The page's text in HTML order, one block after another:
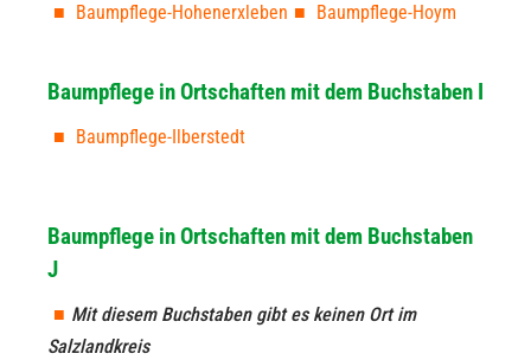
Baumpflege-Hohenerxleben
Baumpflege-Hoym
Baumpflege in Ortschaften mit dem Buchstaben I
Baumpflege-Ilberstedt
Baumpflege in Ortschaften mit dem Buchstaben
J
Mit diesem Buchstaben gibt es keinen Ort im
Salzlandkreis